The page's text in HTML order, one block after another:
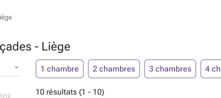
- Liège
1 chambre 2 chambres 3 chambres 4
10 résultats (1 - 10)